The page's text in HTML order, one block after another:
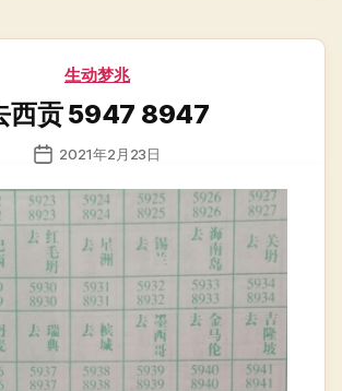
分
生动梦兆
西贡 5947 8947
发
日
期
2021年2月23日